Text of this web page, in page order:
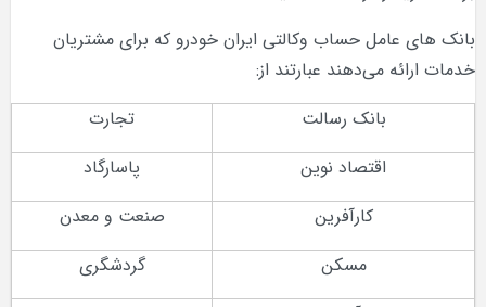
بانک های عامل حساب وکالتی ایران خودرو که برای مشتریان
خدمات ارائه می‌دهند عبارتند از:
بانک رسالت
تجارت
اقتصاد نوین
پاسارگاد
کارآفرین
صنعت و معدن
مسکن
گردشگری